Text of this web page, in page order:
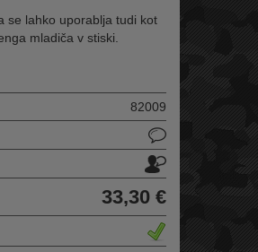
se lahko uporablja tudi kot
mladiča v stiski.
82009
33,30 €